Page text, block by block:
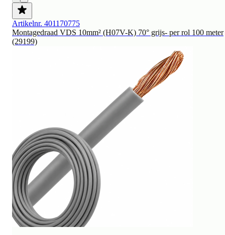
Artikelnr. 401170775
Montagedraad VDS 10mm² (H07V-K) 70° grijs- per rol 100 meter
(29199)